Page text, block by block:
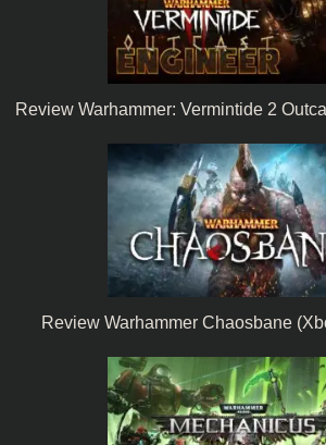
Review Warhammer: Vermintide 2
Review Warhammer Chaosbane